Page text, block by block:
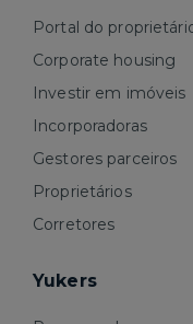
Portal do
Corporate housing
Investir em imóveis
Incorporadoras
Gestores parceiros
Proprietários
Corretores
Yukers